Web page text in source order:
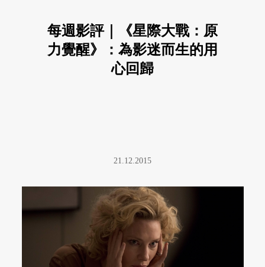
每週影評｜《星際大戰：原
力覺醒》：為影迷而生的用
心回歸
21.12.2015